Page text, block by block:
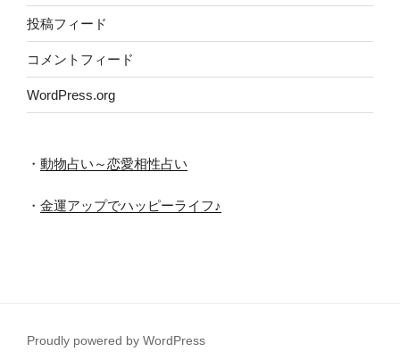
投稿フィード
コメントフィード
WordPress.org
・ 動物占い～恋愛相性占い
・ 金運アップでハッピーライフ♪
Proudly powered by WordPress